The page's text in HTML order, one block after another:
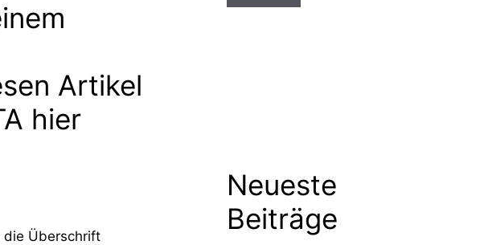
Artikel
hier
die Überschrift
Neueste
Beiträge